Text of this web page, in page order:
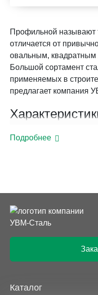
Профильной называют
отличается от
овальным,
Большой сортамент
применяемых в
предлагает компания
углеродистой стали,
предприятия
производятся из
они проходят
внутренних
согласно ГОСТ,
Подробнее
Каталог